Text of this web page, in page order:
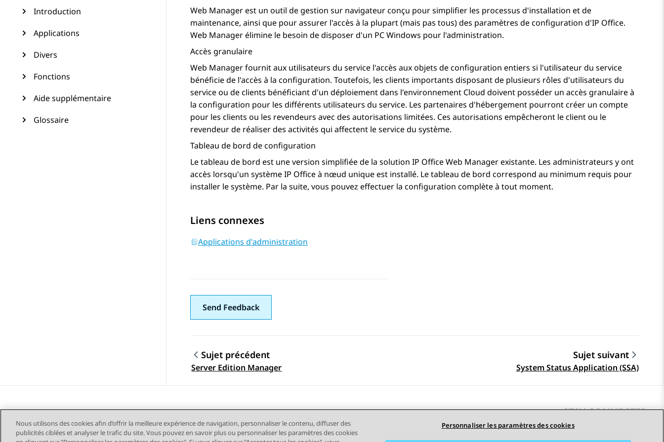
Introduction
Applications
Divers
Fonctions
Aide supplémentaire
Glossaire
Web Managerest un outil de gestion sur navigateur conçu pour simplifier les processus d'installation et de
maintenance, ainsi que pour assurer l'accès à la plupart (mais pas tous) des paramètres de configuration d'IP Office.
Web Managerélimine le besoin de disposer d'un PC Windows pour l'administration.
Accès granulaire
Web Managerfournit aux utilisateurs du service l'accès aux objets de configuration entiers si l'utilisateur du service
bénéficie de l'accès à la configuration. Toutefois, les clients importants disposant de plusieurs rôles d'utilisateurs du
service ou de clients bénéficiant d'un déploiement dans l'environnement Cloud doivent posséder un accès granulaire à
la configuration pour les différents utilisateurs du service. Les partenaires d'hébergement pourront créer un compte
pour les clients ou les revendeurs avec des autorisations limitées. Ces autorisations empêcheront le client ou le
revendeur de réaliser des activités qui affectent le service du système.
Tableau de bord de configuration
Le tableau de bord est une version simplifiée de la solution IP OfficeWeb Managerexistante. Les administrateurs y ont
accès lorsqu'un systèmeIP Officeà nœud unique est installé. Le tableau de bord correspond au minimum requis pour
installer le système. Par la suite, vous pouvez effectuer la configuration complète à tout moment.
Liens connexes
Applications d'administration
Send Feedback
Navigation par sujet
Sujet précédent
Server Edition Manager
Sujet suivant
System Status Application (SSA)
STAY CONNECTED
Nous utilisons des cookies afin d’offrir la meilleure expérience de navigation, personnaliser le contenu, diffuser des
publicités ciblées et analyser le trafic du site. Vous pouvez en savoir plus ou personnaliser les paramètres des cookies
Personnaliser les paramètres des cookies